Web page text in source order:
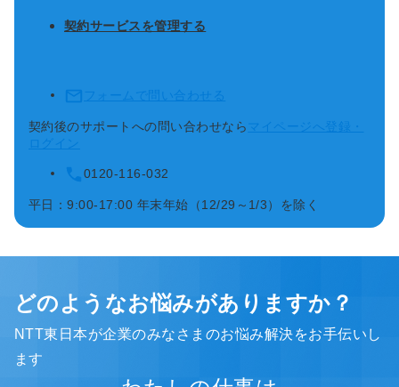
契約サービスを管理する
フォームで問い合わせる
契約後のサポートへの問い合わせなら マイページへ登録・
ログイン
0120-116-032
平日：9:00-17:00 年末年始（12/29～1/3）を除く
どのようなお悩みがありますか？
NTT東日本が企業のみなさまのお悩み解決をお手伝いし
ます